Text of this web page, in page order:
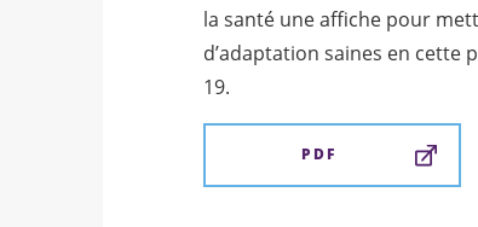
la santé une affiche pour
d’adaptation saines en cette
19.
PDF